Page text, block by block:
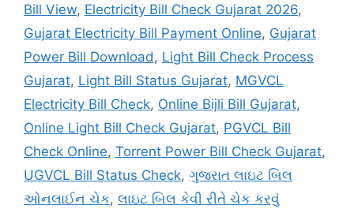
Bill View, Electricity Bill Check Gujarat 2026,
Gujarat Electricity Bill Payment Online, Gujarat
Power Bill Download , Light Bill Check Process
Gujarat, Light Bill Status Gujarat, MGVCL
Electricity Bill Check, Online Bijli Bill Gujarat,
Online Light Bill Check Gujarat, PGVCL Bill
Check Online, Torrent Power Bill Check Gujarat,
UGVCL Bill Status Check, ગુજરાત લાઇટ બિલ
ઓનલાઈન ચેક, લાઇટ બિલ કેવી રીતે ચેક કરવું